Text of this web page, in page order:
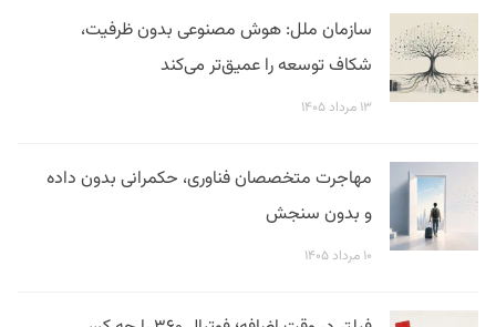
سازمان ملل: هوش مصنوعی بدون ظرفیت،
شکاف توسعه را عمیق‌تر می‌کند
۱۳ مرداد ۱۴۰۵
مهاجرت متخصصان فناوری، حکمرانی بدون داده
و بدون سنجش
۱۰ مرداد ۱۴۰۵